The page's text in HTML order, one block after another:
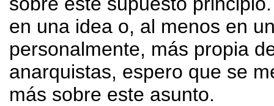
en una idea o, al menos en
personalmente, más propia
anarquistas, espero que se
más sobre este asunto.